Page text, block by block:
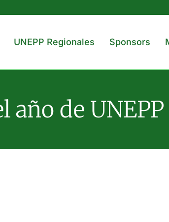
UNEPP Regionales Sponsors
de